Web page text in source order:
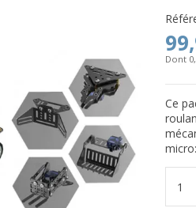
Dont
Ce